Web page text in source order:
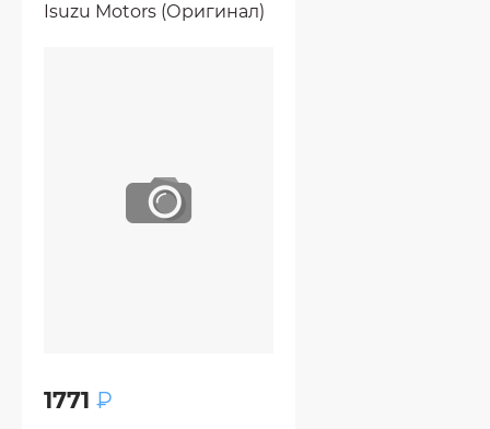
Isuzu Motors (Оригинал)
1771 ₽